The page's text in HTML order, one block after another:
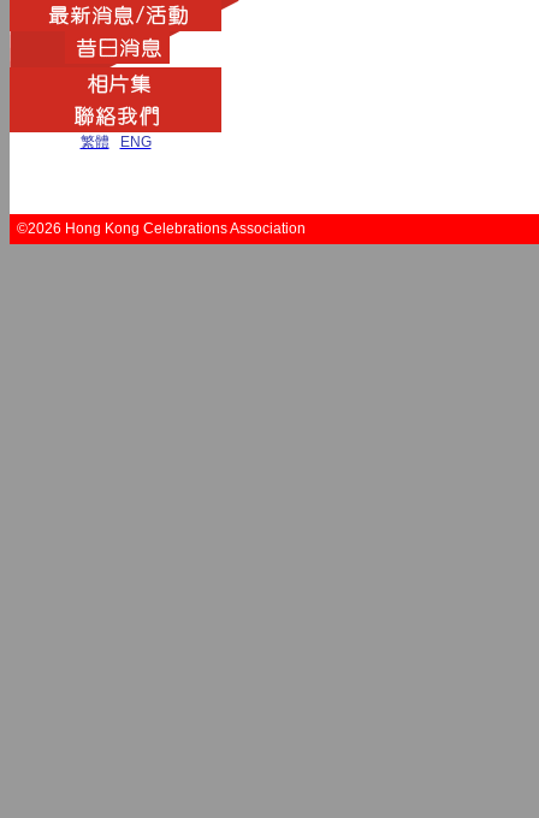
繁體 ENG
©2026 Hong Kong Celebrations Association